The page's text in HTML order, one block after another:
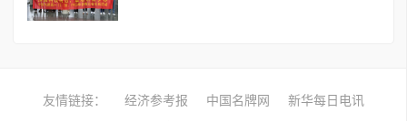
友情链接： 经济参考报 中国名牌网
新华每日电讯